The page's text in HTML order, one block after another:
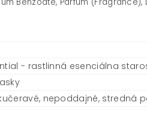
- rastlinná esenciálna
nepoddajné, stredná